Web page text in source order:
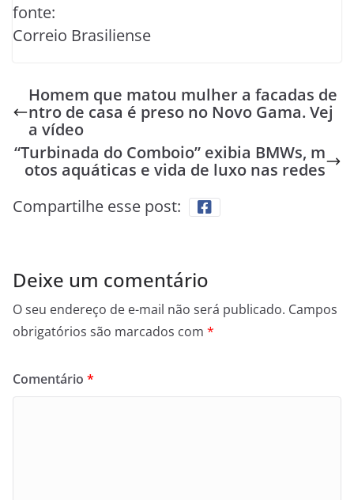
fonte:
Correio Brasiliense
Homem que matou mulher a facadas de
ntro de casa é preso no Novo Gama. Vej
a vídeo
“Turbinada do Comboio” exibia BMWs, m
otos aquáticas e vida de luxo nas redes
Compartilhe esse post:
Deixe um comentário
O seu endereço de e-mail não será publicado. Campos
obrigatórios são marcados com *
Comentário *